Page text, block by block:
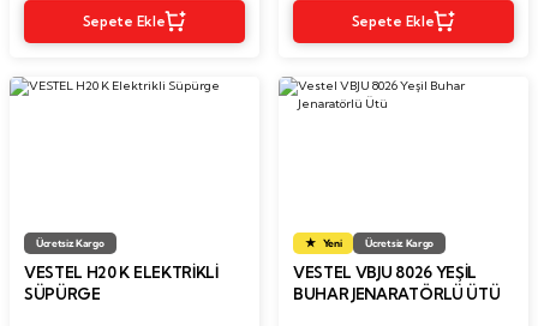
Sepete Ekle Sepete Ekle
Ücretsiz Kargo
VESTEL H20 K ELEKTRIKLI
SÜPÜRGE
Yeni Ücretsiz Kargo
VESTEL VBJU 8026 YEŞIL
BUHAR JENARATÖRLÜ ÜTÜ